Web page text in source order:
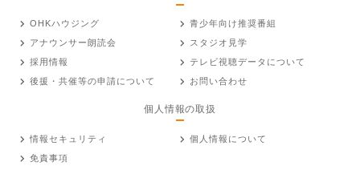
OHKハウジング
青少年向け推奨番組
アナウンサー朗読会
スタジオ見学
採用情報
テレビ視聴データについて
後援・共催等の申請について
お問い合わせ
個人情報の取扱
情報セキュリティ
個人情報について
免責事項